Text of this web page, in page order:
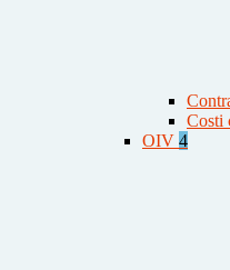
Costi
OIV 4